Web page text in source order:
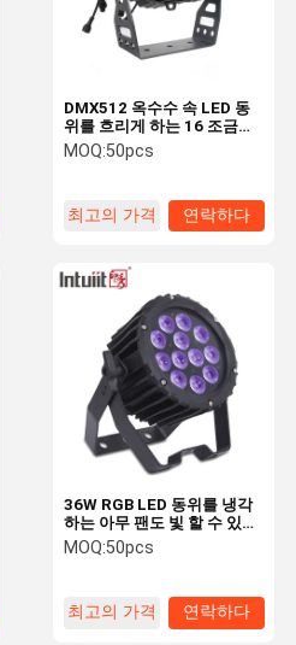
공장 견학
소식
조회를 요청
하다
DMX512 옥수수 속 LED 동
위를 흐리게 하는 16 조금은
빛을 상연할 수 있습니다
MOQ:50pcs
최고의 가격 연락하다
36W RGB LED 동위를 냉각
하는 아무 팬도 빛 할 수 있지
않습니다
MOQ:50pcs
최고의 가격 연락하다